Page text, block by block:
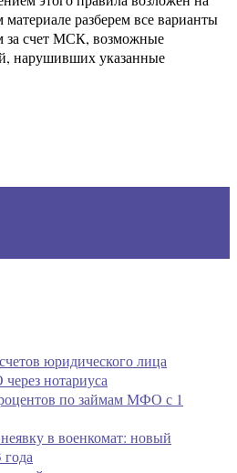
разберем все варианты
за счет МСК, возможные
нарушивших указанные
юридического лица
нотариуса
по займам МФО с 1
в военкомат: новый